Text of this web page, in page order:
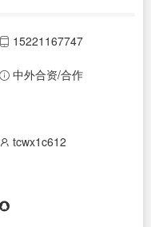
15221167747
中外合资/合作
tcwx1c612